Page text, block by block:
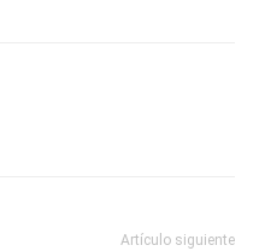
Artículo siguiente